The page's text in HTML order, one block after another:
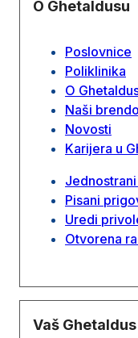
O Ghetaldusu
Poslovnice
Poliklinika
O
Naši
Novosti
Karijera u
Pisani
Uredi
Otvorena
Vaš Ghetaldus